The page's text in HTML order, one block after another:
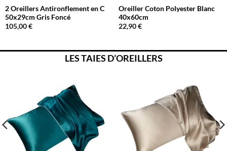
2 Oreillers Antironflement en C
50x29cm Gris Foncé
105,00€
Oreiller Coton Polyester Blanc
40x60cm
22,90€
LES TAIES D’OREILLERS